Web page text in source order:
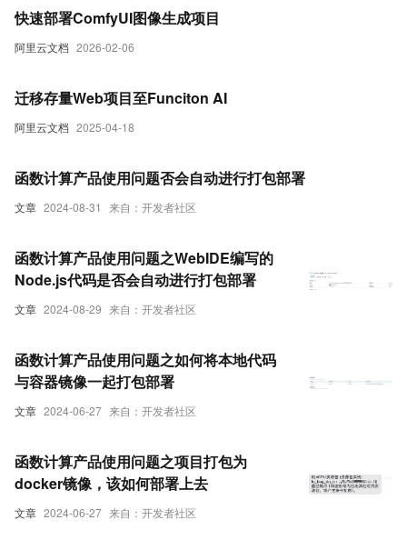
阿里云文档 2026-02-06
快速部署ComfyUI图像生成项目
阿里云文档 2025-04-18
迁移存量Web项目至Funciton AI
文章 2024-08-31 来自：开发者社区
函数计算产品使用问题否会自动进行打包部署
文章 2024-08-29 来自：开发者社区
函数计算产品使用问题之WebIDE编写的
Node.js代码是否会自动进行打包部署
文章 2024-06-27 来自：开发者社区
函数计算产品使用问题之如何将本地代码
与容器镜像一起打包部署
文章 2024-06-27 来自：开发者社区
函数计算产品使用问题之项目打包为
docker镜像，该如何部署上去